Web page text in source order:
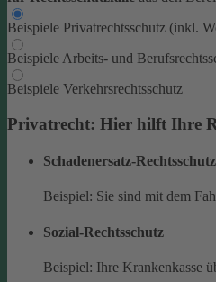
Beispiele Privatrechtsschutz (inkl.
Beispiele Arbeits- und
Beispiele Verkehrsrechtsschutz
Privatrecht: Hier hilft Ihre
Schadenersatz-Rechtsschutz
Beispiel: Sie sind mit dem
Sozial-Rechtsschutz
Beispiel: Ihre Krankenkasse